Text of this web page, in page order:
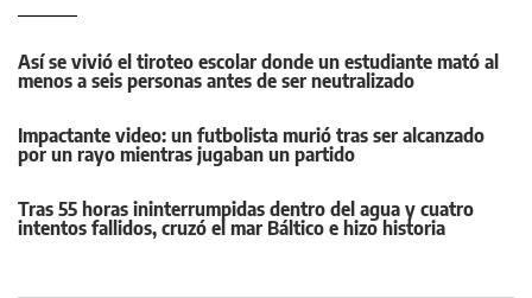
Así se vivió el tiroteo escolar donde un estudiante mató al
menos a seis personas antes de ser neutralizado
Impactante video: un futbolista murió tras ser alcanzado
por un rayo mientras jugaban un partido
Tras 55 horas ininterrumpidas dentro del agua y cuatro
intentos fallidos, cruzó el mar Báltico e hizo historia